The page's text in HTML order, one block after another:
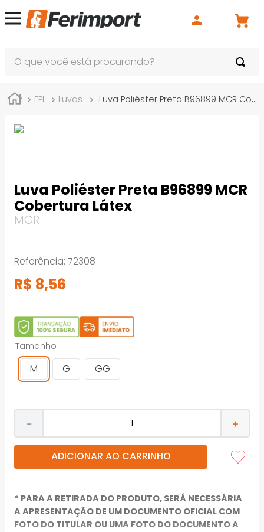
EPI Luvas Luva Poliéster Preta B96899 MCR Cobertura Látex
Luva Poliéster Preta B96899 MCR
Cobertura Látex
MCR
Referência: 72308
R$ 8,56
Tamanho
M G GG
＋
－
ADICIONAR AO CARRINHO
* PARA A RETIRADA DO PRODUTO, SERÁ NECESSÁRIA
A APRESENTAÇÃO DE UM DOCUMENTO OFICIAL COM
FOTO DO TITULAR OU UMA FOTO DO DOCUMENTO A